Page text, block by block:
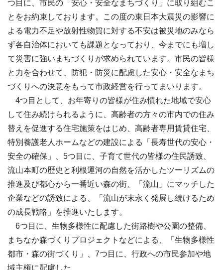
つ目に、市民の「安心・安全なまちづくり」に取り組むこ
とをお約束しております。この度の東日本大震災の影響に
よる電力不足や放射性物質に対する不安は被災地のみなら
ず各自治体においても課題となっており、今までにも増し
て災害に強いまちづくりが求められています。市民の皆様
と力を合わせて、防犯・防災に配慮した安心・安全なまち
づくりへの決意をもって市政経営を行ってまいります。
4つ目として、お年寄りの皆様が住み慣れた地域で安心
して住み続けられるように、高齢者の方々の市内での住み
替えを促進する住宅施策をはじめ、高齢者専用賃貸住宅、
特別養護老人ホームなどの建設による「長寿世代の安心・
安全の確保」、5つ目に、子育て世代の皆様の住民誘致、
流山本町の歴史と利根運河の自然を活かしたツーリズムの
推進及び都心から一番近い森の街、「流山」にマッチした
企業などの誘致による、「流山が末永く発展し続けるため
の成長戦略」を推進いたします。
6つ目に、生物多様性に配慮した街路樹や公園の整備、
まちなか森づくりプロジェクトなどによる、「生物多様性
都市・森の街づくり」、7つ目に、行政への市民参加や地
域主権に配慮した